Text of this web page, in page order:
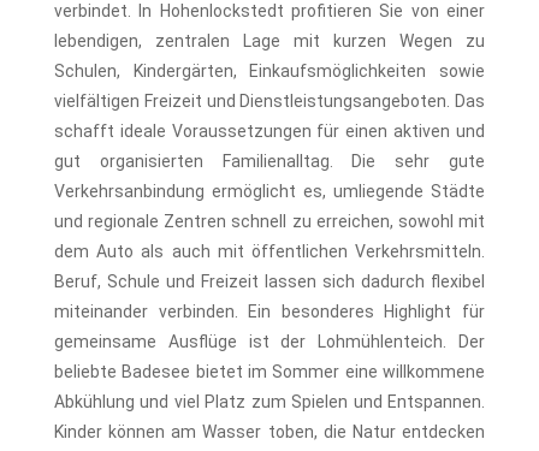
verbindet. In Hohenlockstedt profitieren Sie von einer
lebendigen, zentralen Lage mit kurzen Wegen zu
Schulen, Kindergärten, Einkaufsmöglichkeiten sowie
vielfältigen Freizeit und Dienstleistungsangeboten. Das
schafft ideale Voraussetzungen für einen aktiven und
gut organisierten Familienalltag. Die sehr gute
Verkehrsanbindung ermöglicht es, umliegende Städte
und regionale Zentren schnell zu erreichen, sowohl mit
dem Auto als auch mit öffentlichen Verkehrsmitteln.
Beruf, Schule und Freizeit lassen sich dadurch flexibel
miteinander verbinden. Ein besonderes Highlight für
gemeinsame Ausflüge ist der Lohmühlenteich. Der
beliebte Badesee bietet im Sommer eine willkommene
Abkühlung und viel Platz zum Spielen und Entspannen.
Kinder können am Wasser toben, die Natur entdecken